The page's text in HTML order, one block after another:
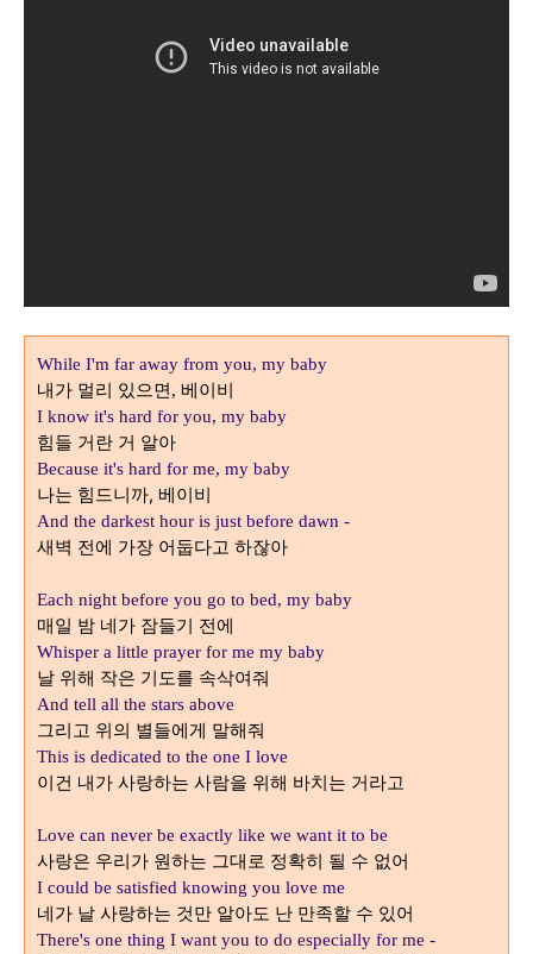
While I'm far away from you, my baby
내가 멀리 있으면, 베이비
I know it's hard for you, my baby
힘들 거란 거 알아
Because it's hard for me, my baby
나는 힘드니까, 베이비
And the darkest hour is just before dawn -
새벽 전에 가장 어둡다고 하잖아
Each night before you go to bed, my baby
매일 밤 네가 잠들기 전에
Whisper a little prayer for me my baby
날 위해 작은 기도를 속삭여줘
And tell all the stars above
그리고 위의 별들에게 말해줘
This is dedicated to the one I love
이건 내가 사랑하는 사람을 위해 바치는 거라고
Love can never be exactly like we want it to be
사랑은 우리가 원하는 그대로 정확히 될 수 없어
I could be satisfied knowing you love me
네가 날 사랑하는 것만 알아도 난 만족할 수 있어
There's one thing I want you to do especially for me -